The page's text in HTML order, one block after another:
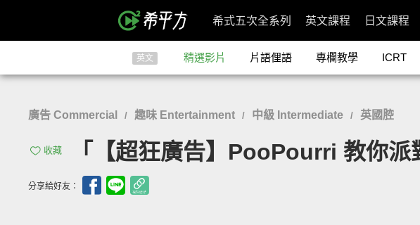
希式五次全系列 英文課程 日文課程
英文 精選影片 片語俚語 專欄教學 ICRT
廣告 Commercial / 趣味 Entertainment / 中級 Intermediate / 英國腔
收藏 「【超狂廣告】PooPourri 教你
分享給好友：